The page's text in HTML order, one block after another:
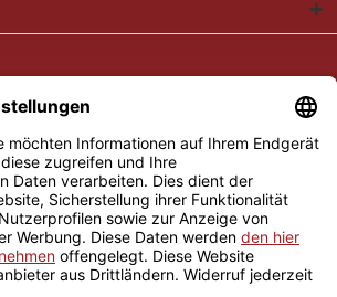
inkl. gesetzl. Mehrwertsteuer
Händler-Login
Über uns
Versand und Zahlungsbedingungen